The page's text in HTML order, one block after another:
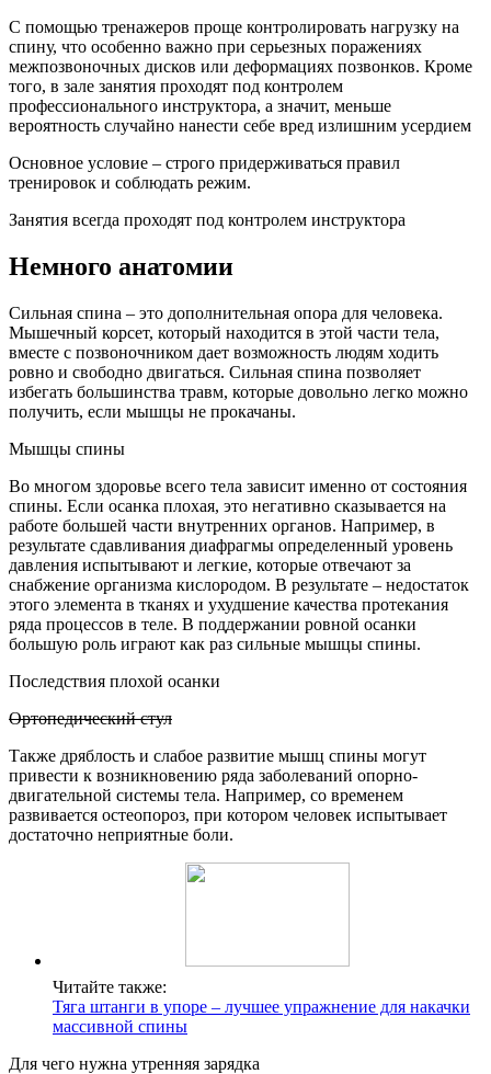
С помощью тренажеров проще контролировать нагрузку на
спину, что особенно важно при серьезных поражениях
межпозвоночных дисков или деформациях позвонков. Кроме
того, в зале занятия проходят под контролем
профессионального инструктора, а значит, меньше
вероятность случайно нанести себе вред излишним усердием
Основное условие – строго придерживаться правил
тренировок и соблюдать режим.
Занятия всегда проходят под контролем инструктора
Немного анатомии
Сильная спина – это дополнительная опора для человека.
Мышечный корсет, который находится в этой части тела,
вместе с позвоночником дает возможность людям ходить
ровно и свободно двигаться. Сильная спина позволяет
избегать большинства травм, которые довольно легко можно
получить, если мышцы не прокачаны.
Мышцы спины
Во многом здоровье всего тела зависит именно от состояния
спины. Если осанка плохая, это негативно сказывается на
работе большей части внутренних органов. Например, в
результате сдавливания диафрагмы определенный уровень
давления испытывают и легкие, которые отвечают за
снабжение организма кислородом. В результате – недостаток
этого элемента в тканях и ухудшение качества протекания
ряда процессов в теле. В поддержании ровной осанки
большую роль играют как раз сильные мышцы спины.
Последствия плохой осанки
Ортопедический стул
Также дряблость и слабое развитие мышц спины могут
привести к возникновению ряда заболеваний опорно-
двигательной системы тела. Например, со временем
развивается остеопороз, при котором человек испытывает
достаточно неприятные боли.
Читайте также:
Тяга штанги в упоре – лучшее упражнение для накачки
массивной спины
Для чего нужна утренняя зарядка